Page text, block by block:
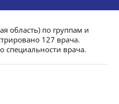
область) по группам и
127 врача.
специальности врача.